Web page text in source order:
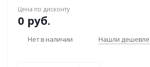
Цена по дисконту
0 руб.
Нет в наличии Нашли